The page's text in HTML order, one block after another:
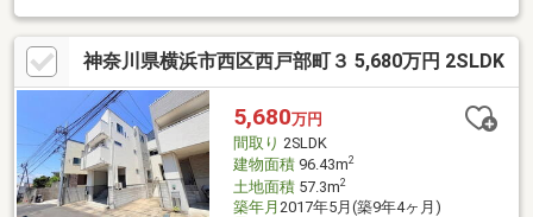
知新の味わいと同時に磨き光らせる原石の魅力をも備える◆レト
ロが息づく、あなただけの空間へと♪ 【東宝ハウス横浜】提携
銀行 横浜銀行 変動金利35年の場合 金利 年0.92％お問い合
わせは【フリーダイヤル：0120-759-655】までお気軽にどうぞ♪
神奈川県横浜市西区西戸部町３ 5,680万円 2SLDK
5,680万円
間取り 2SLDK
建物面積96.43m2
土地面積57.3m2
築年月 2017年5月(築9年4ヶ月)